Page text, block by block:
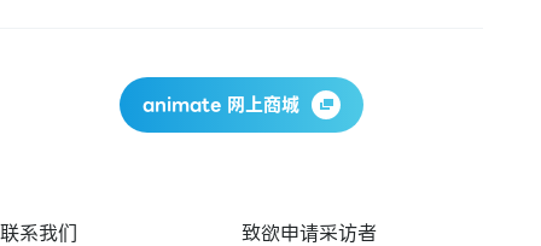
animate 网上商城
联系我们 致欲申请采访者